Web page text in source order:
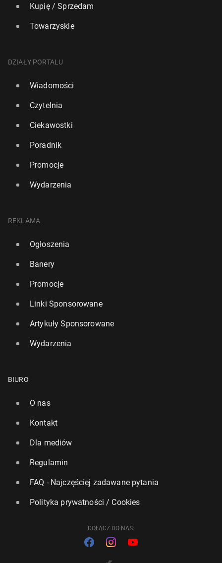
Kupię / Sprzedam
Towarzyskie
DZIAŁY PORTALU
Wiadomości
Czytelnia
Ciekawostki
Poradnik
Promocje
Wydarzenia
REKLAMA
Ogłoszenia
Banery
Promocje
Linki Sponsorowane
Artykuły Sponsorowane
Wydarzenia
BIURO
O nas
Kontakt
Dla mediów
Regulamin
FAQ - Najczęściej zadawane pytania
Polityka prywatności / Cookies
DOŁĄCZ DO NAS: